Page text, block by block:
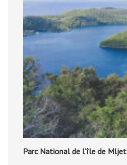
Parc National de l’île de Mljet